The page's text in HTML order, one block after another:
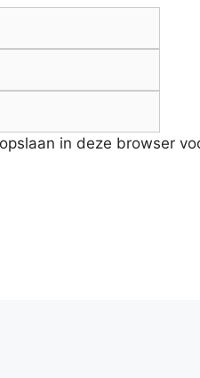
in deze browser